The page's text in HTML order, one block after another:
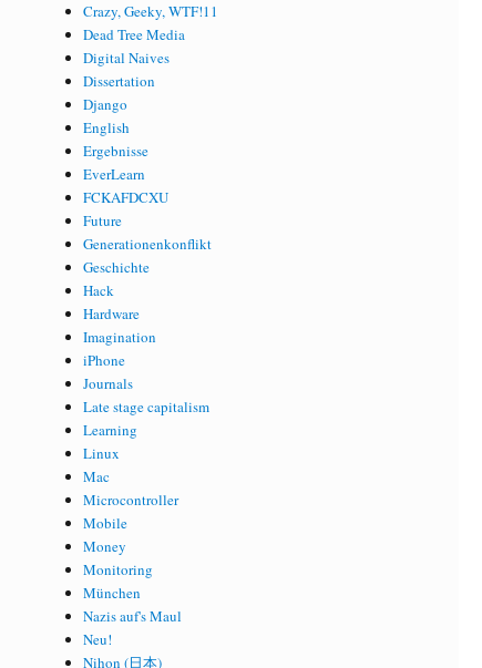
Crazy, Geeky, WTF!11
Dead Tree Media
Digital Naives
Dissertation
Django
English
Ergebnisse
EverLearn
FCKAFDCXU
Future
Generationenkonflikt
Geschichte
Hack
Hardware
Imagination
iPhone
Journals
Late stage capitalism
Learning
Linux
Mac
Microcontroller
Mobile
Money
Monitoring
München
Nazis auf's Maul
Neu!
Nihon (日本)